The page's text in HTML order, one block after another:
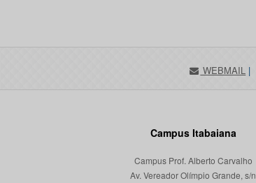
WEBMAIL |
Campus Itabaiana
Campus Prof. Alberto Carvalho
Av. Vereador Olímpio Grande, s/n